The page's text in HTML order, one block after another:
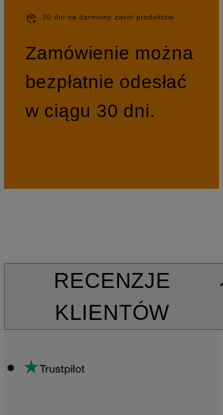
30 dni na darmowy zwrot produktów
Zamówienie można
bezpłatnie odesłać
w ciągu 30 dni.
RECENZJE
KLIENTÓW